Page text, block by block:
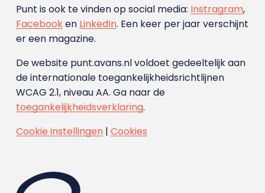
Punt is ook te vinden op social media: Instragram,
Facebooken LinkedIn. Een keer per jaar verschijnt
er een magazine.
De website punt.avans.nl voldoet gedeeltelijk aan
de internationale toegankelijkheidsrichtlijnen
WCAG 2.1, niveau AA. Ga naar de
toegankelijkheidsverklaring.
Cookie instellingen| Cookies